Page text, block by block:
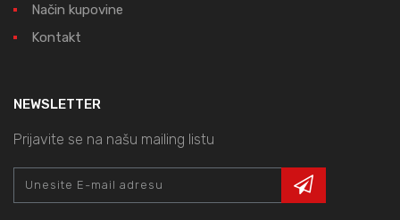
Način kupovine
Kontakt
NEWSLETTER
Prijavite se na našu mailing listu